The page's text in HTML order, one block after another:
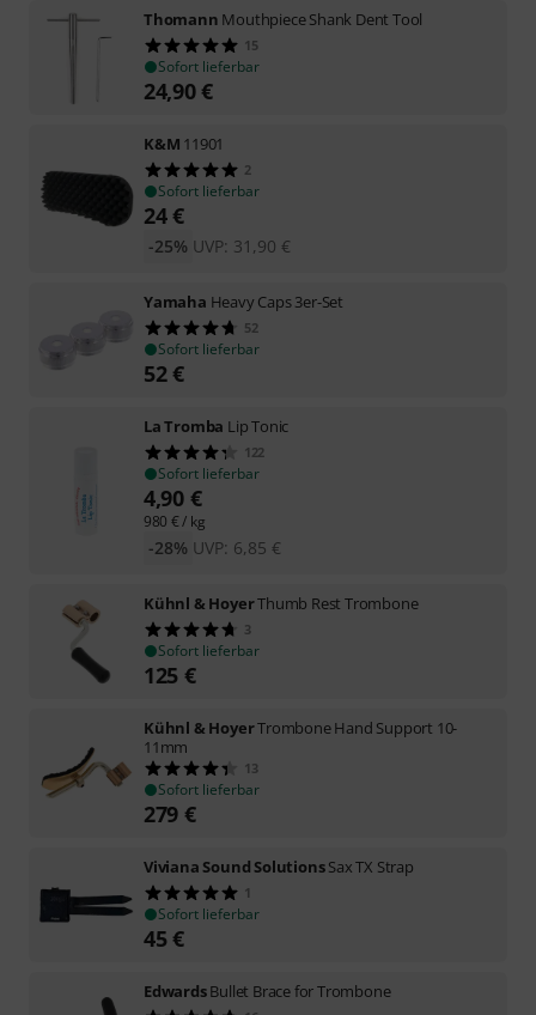
Thomann Mouthpiece Shank Dent Tool
15
Sofort lieferbar
24,90€
K&M 11901
2
Sofort lieferbar
24€
UVP: 31,90 €
-25%
Yamaha Heavy Caps 3er-Set
52
Sofort lieferbar
52€
La Tromba Lip Tonic
122
Sofort lieferbar
4,90 €
980 €/ kg
UVP: 6,85 €
-28%
Kühnl & HoyerThumb Rest Trombone
3
Sofort lieferbar
125 €
Kühnl & HoyerTrombone Hand Support 10-
11mm
13
Sofort lieferbar
279 €
Viviana Sound SolutionsSax TX Strap
1
Sofort lieferbar
45€
EdwardsBullet Brace for Trombone